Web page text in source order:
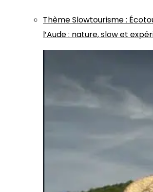
ThèmeSlowtourisme:
l’Aude : nature, slow et